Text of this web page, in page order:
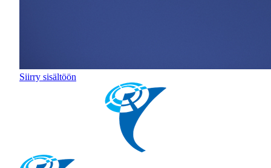
Siirry sisältöön